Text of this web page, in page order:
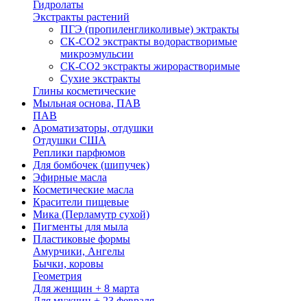
Гидролаты
Экстракты растений
ПГЭ (пропиленгликоливые) эктракты
СК-СО2 экстракты водорастворимые
микроэмульсии
СК-СО2 экстракты жирорастворимые
Сухие экстракты
Глины косметические
Мыльная основа, ПАВ
ПАВ
Ароматизаторы, отдушки
Отдушки США
Реплики парфюмов
Для бомбочек (шипучек)
Эфирные масла
Косметические масла
Красители пищевые
Мика (Перламутр сухой)
Пигменты для мыла
Пластиковые формы
Амурчики, Ангелы
Бычки, коровы
Геометрия
Для женщин + 8 марта